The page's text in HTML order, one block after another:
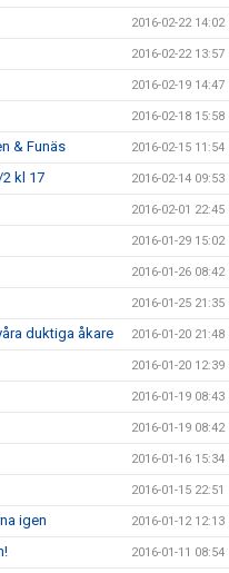
2016-02-22 14:02
2016-02-22 13:57
2016-02-19 14:47
2016-02-18 15:58
& Funäs 2016-02-15 11:54
kl 17 2016-02-14 09:53
2016-02-01 22:45
2016-01-29 15:02
2016-01-26 08:42
2016-01-25 21:35
duktiga åkare 2016-01-20 21:48
2016-01-20 12:39
2016-01-19 08:43
2016-01-19 08:42
2016-01-16 15:34
2016-01-15 22:51
igen 2016-01-12 12:13
2016-01-11 08:54